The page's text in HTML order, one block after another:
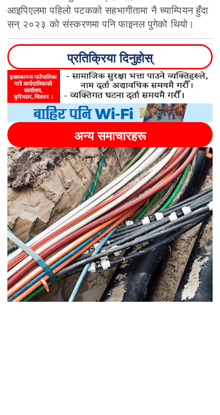
आइपिएलमा पहिलो पटकको सहभागीतामा नै च्याम्पियन हुँदा
सन् २०२३ को संस्करणमा पनि फाइनल पुगेको थियो।
प्रतिक्रिया दिनुहोस्
अन्य समाचारहरू